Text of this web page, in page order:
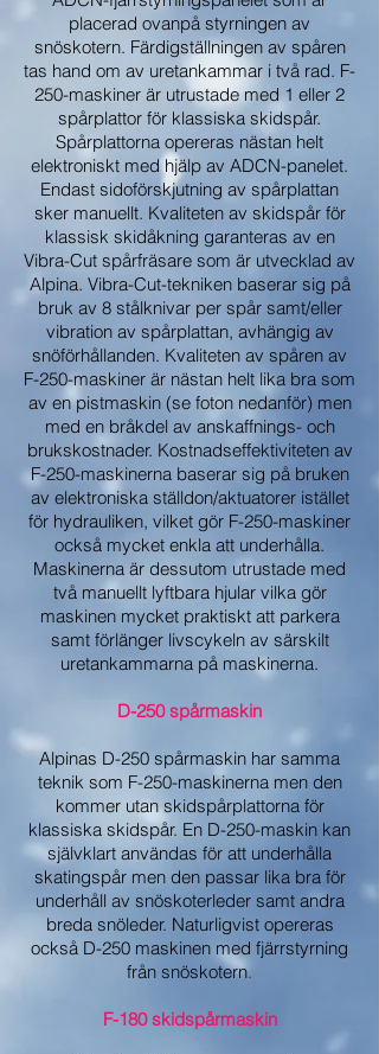
placerad ovanpå styrningen av
snöskotern. Färdigställningen av spåren
tas hand om av uretankammar i två rad. F-
250-maskiner är utrustade med 1 eller 2
spårplattor för klassiska skidspår.
Spårplattorna opereras nästan helt
elektroniskt med hjälp av ADCN-panelet.
Endast sidoförskjutning av spårplattan
sker manuellt. Kvaliteten av skidspår för
klassisk skidåkning garanteras av en
Vibra-Cut spårfräsare som är utvecklad av
Alpina. Vibra-Cut-tekniken baserar sig på
bruk av 8 stålknivar per spår samt/eller
vibration av spårplattan, avhängig av
snöförhållanden. Kvaliteten av spåren av
F-250-maskiner är nästan helt lika bra som
av en pistmaskin (se foton nedanför) men
med en bråkdel av anskaffnings- och
brukskostnader. Kostnadseffektiviteten av
F-250-maskinerna baserar sig på bruken
av elektroniska ställdon/aktuatorer istället
för hydrauliken, vilket gör F-250-maskiner
också mycket enkla att underhålla.
Maskinerna är dessutom utrustade med
två manuellt lyftbara hjular vilka gör
maskinen mycket praktiskt att parkera
samt förlänger livscykeln av särskilt
uretankammarna på maskinerna.
D-250 spårmaskin
Alpinas D-250 spårmaskin har samma
teknik som F-250-maskinerna men den
kommer utan skidspårplattorna för
klassiska skidspår. En D-250-maskin kan
självklart användas för att underhålla
skatingspår men den passar lika bra för
underhåll av snöskoterleder samt andra
breda snöleder. Naturligvist opereras
också D-250 maskinen med fjärrstyrning
från snöskotern.
F-180 skidspårmaskin